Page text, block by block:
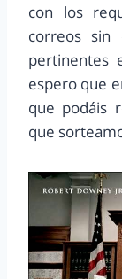
con los
correos sin
pertinentes
espero que
que podáis
que